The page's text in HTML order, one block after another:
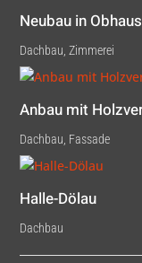
Neubau in
Dachbau ,Zimmerei
Anbau mit
Dachbau Fassade
Halle-Dölau
Dachbau